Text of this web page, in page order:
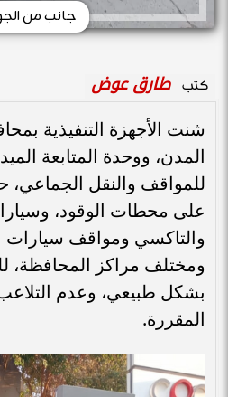
جانب من
كتب طارق عوض
شنت الأجهزة التنفيذية
المدن، ووحدة المتابعة
للمواقف والنقل الجماعي،
على محطات الوقود،
والتاكسي ومواقف سيارات
ومختلف مراكز المحافظة،
بشكل طبيعي، وعدم
المقررة.